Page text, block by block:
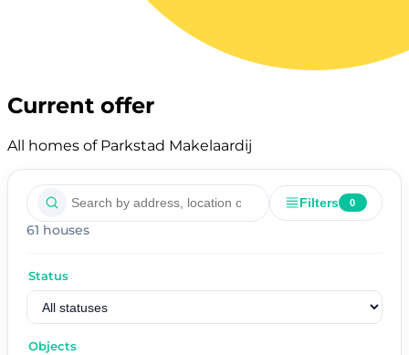
Current offer
All homes of Parkstad Makelaardij
Filters 0
61 houses
Status
Objects